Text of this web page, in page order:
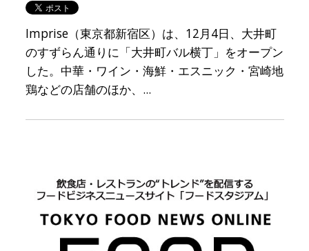
Imprise（東京都新宿区）は、12月4日、大井町
のすずらん通りに「大井町バル横丁」をオープン
した。中華・ワイン・海鮮・エスニック・宮崎地
鶏などの店舗のほか、...